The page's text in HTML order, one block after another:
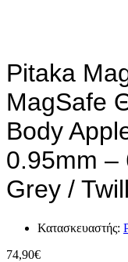
Pitaka
MagSafe
Body
0.95mm –
Grey /
Κατασκευαστής:
74,90€